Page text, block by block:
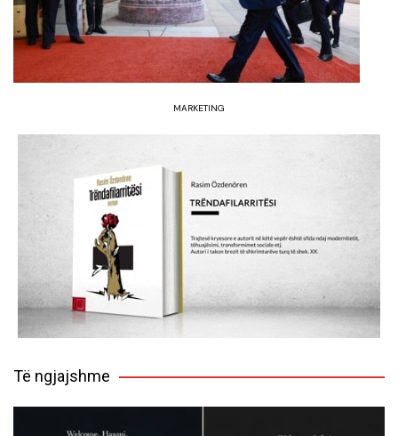
MARKETING
Të ngjajshme